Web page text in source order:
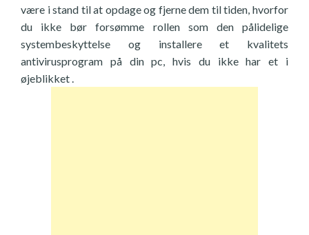
være i stand til at opdage og fjerne dem til tiden, hvorfor
du ikke bør forsømme rollen som den pålidelige
systembeskyttelse og installere et kvalitets
antivirusprogram på din pc, hvis du ikke har et i
øjeblikket .